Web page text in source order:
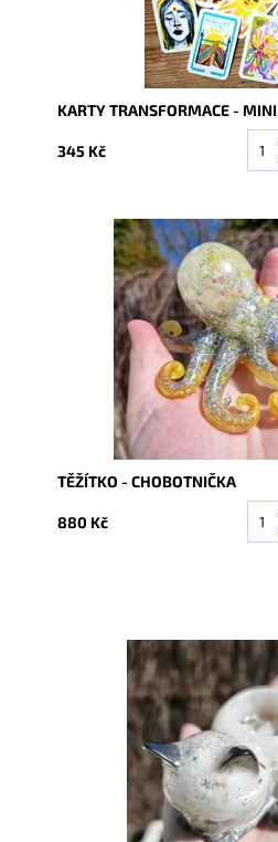
KARTY TRANSFORMACE - MINI
345 Kč
Dostupnost:
Skladem
10140
TĚŽÍTKO - CHOBOTNIČKA
880 Kč
Vyprodáno
10625